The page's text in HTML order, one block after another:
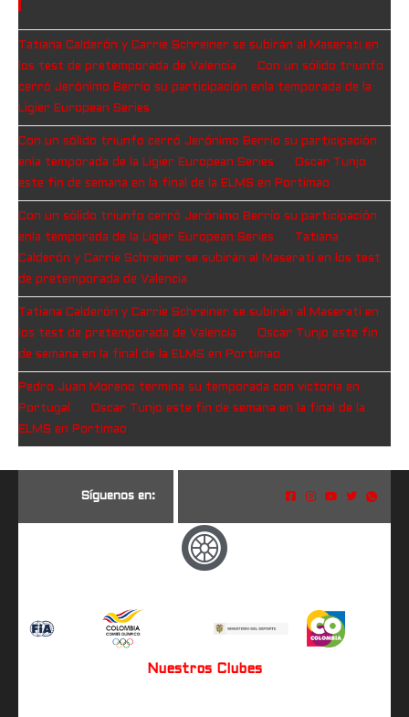
Tatiana Calderón y Carrie Schreiner se subirán al Maserati en
los test de pretemporada de Valencia
Con un sólido triunfo
cerró Jerónimo Berrío su participación enla temporada de la
Ligier European Series
Con un sólido triunfo cerró Jerónimo Berrío su participación
enla temporada de la Ligier European Series
Oscar Tunjo
este fin de semana en la final de la ELMS en Portimao
Con un sólido triunfo cerró Jerónimo Berrío su participación
enla temporada de la Ligier European Series
Tatiana
Calderón y Carrie Schreiner se subirán al Maserati en los test
de pretemporada de Valencia
Tatiana Calderón y Carrie Schreiner se subirán al Maserati en
los test de pretemporada de Valencia
Oscar Tunjo este fin
de semana en la final de la ELMS en Portimao
Pedro Juan Moreno termina su temporada con victoria en
Portugal
Oscar Tunjo este fin de semana en la final de la
ELMS en Portimao
Síguenos en:
Nuestros Clubes